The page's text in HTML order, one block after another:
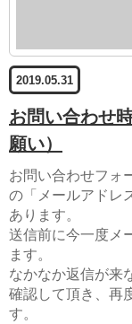
2019.05.31
お問い合わせ
願い）
お問い合わせフォ
の「メールアドレ
あります。
送信前に今一度メ
ます。
なかなか返信が来
確認して頂き、再
す。